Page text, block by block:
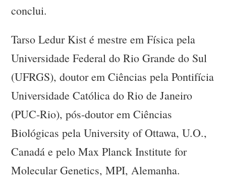
conclui.
Tarso Ledur Kist é mestre em Física pela
Universidade Federal do Rio Grande do Sul
(UFRGS), doutor em Ciências pela Pontifícia
Universidade Católica do Rio de Janeiro
(PUC-Rio), pós-doutor em Ciências
Biológicas pela University of Ottawa, U.O.,
Canadá e pelo Max Planck Institute for
Molecular Genetics, MPI, Alemanha.